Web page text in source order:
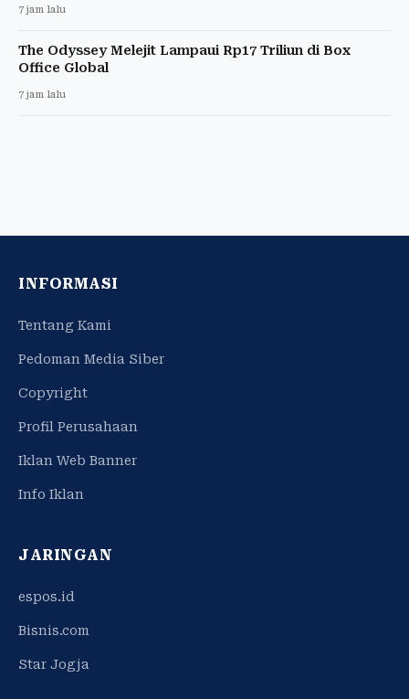
7 jam lalu
The Odyssey Melejit Lampaui Rp17 Triliun di Box
Office Global
7 jam lalu
INFORMASI
Tentang Kami
Pedoman Media Siber
Copyright
Profil Perusahaan
Iklan Web Banner
Info Iklan
JARINGAN
espos.id
Bisnis.com
Star Jogja